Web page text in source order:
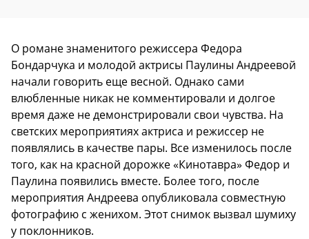
О романе знаменитого режиссера Федора
Бондарчука и молодой актрисы Паулины Андреевой
начали говорить еще весной. Однако сами
влюбленные никак не комментировали и долгое
время даже не демонстрировали свои чувства. На
светских мероприятиях актриса и режиссер не
появлялись в качестве пары. Все изменилось после
того, как на красной дорожке «Кинотавра» Федор и
Паулина появились вместе. Более того, после
мероприятия Андреева опубликовала совместную
фотографию с женихом. Этот снимок вызвал шумиху
у поклонников.